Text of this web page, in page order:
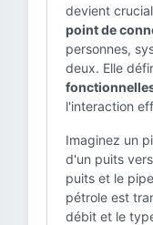
devient
point de
personnes,
deux. Elle
l'interaction
Imaginez un
d'un puits
puits et le
pétrole est
débit et le